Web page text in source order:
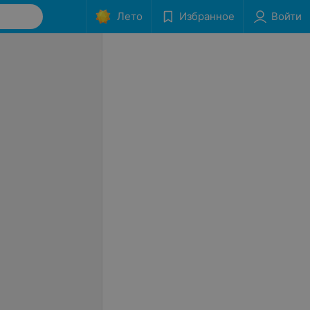
Лето Избранное Войти